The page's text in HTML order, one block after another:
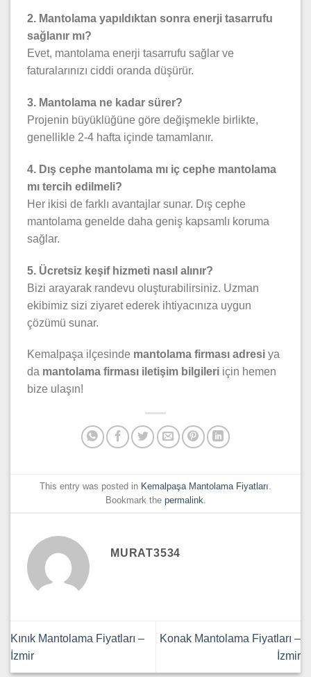
2. Mantolama yapıldıktan sonra enerji tasarrufu
sağlanır mı?
Evet, mantolama enerji tasarrufu sağlar ve
faturalarınızı ciddi oranda düşürür.
3. Mantolama ne kadar sürer?
Projenin büyüklüğüne göre değişmekle birlikte,
genellikle 2-4 hafta içinde tamamlanır.
4. Dış cephe mantolama mı iç cephe mantolama
mı tercih edilmeli?
Her ikisi de farklı avantajlar sunar. Dış cephe
mantolama genelde daha geniş kapsamlı koruma
sağlar.
5. Ücretsiz keşif hizmeti nasıl alınır?
Bizi arayarak randevu oluşturabilirsiniz. Uzman
ekibimiz sizi ziyaret ederek ihtiyacınıza uygun
çözümü sunar.
Kemalpaşa ilçesinde mantolama firması adresi ya
da mantolama firması iletişim bilgileri için hemen
bize ulaşın!
This entry was posted in Kemalpaşa Mantolama Fiyatları
Bookmark the permalink
MURAT3534
Kınık Mantolama Fiyatları –
İzmir
Konak Mantolama Fiyatları –
İzmir